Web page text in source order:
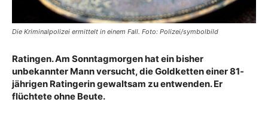
Die Kriminalpolizei ermittelt in einem Fall. Foto: Polizei/symbolbild
Ratingen. Am Sonntagmorgen hat ein bisher
unbekannter Mann versucht, die Goldketten einer 81-
jährigen Ratingerin gewaltsam zu entwenden. Er
flüchtete ohne Beute.